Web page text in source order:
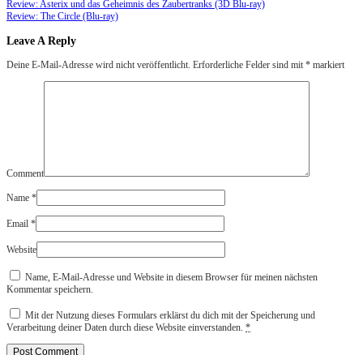
Review: Asterix und das Geheimnis des Zaubertranks (3D Blu-ray)
Review: The Circle (Blu-ray)
Leave A Reply
Deine E-Mail-Adresse wird nicht veröffentlicht. Erforderliche Felder sind mit * markiert
Comment
Name *
Email *
Website
Name, E-Mail-Adresse und Website in diesem Browser für meinen nächsten
Kommentar speichern.
Mit der Nutzung dieses Formulars erklärst du dich mit der Speicherung und
Verarbeitung deiner Daten durch diese Website einverstanden. *